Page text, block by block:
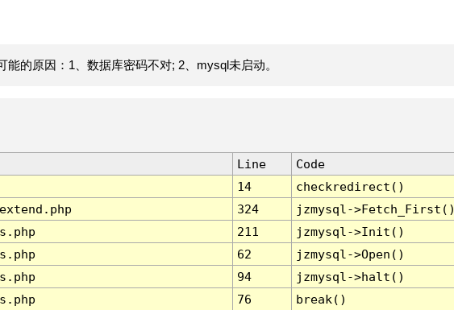
的原因：1、数据库密码不对; 2、mysql未启动。
Line
Code
14
checkredirect()
324
jzmysql-
211
jzmysql->Init()
62
jzmysql->Open()
94
jzmysql->halt()
76 break()